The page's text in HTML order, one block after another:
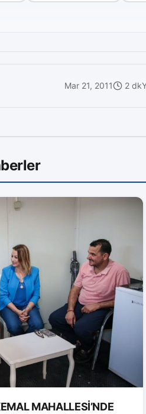
Mar 21, 2011 2 dk
MAHALLESİ’NDE